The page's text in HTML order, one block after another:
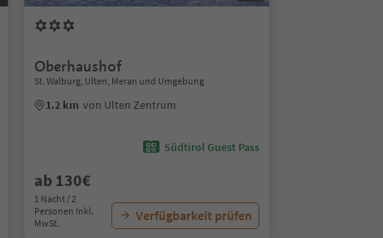
Oberhaushof
St. Walburg, Ulten, Meran und Umgebung
1.2 km von Ulten Zentrum
Südtirol Guest Pass
ab 130€
1 Nacht / 2
Personen Inkl.
MwSt.
Verfügbarkeit prüfen